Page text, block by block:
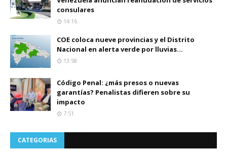
consulares
14:16
COE coloca nueve provincias y el Distrito
Nacional en alerta verde por lluvias...
13:58
Código Penal: ¿más presos o nuevas
garantías? Penalistas difieren sobre su
impacto
7:51
CATEGORIAS